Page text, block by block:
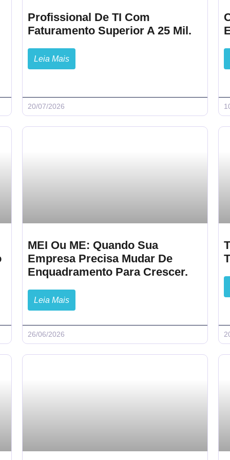
Profissional De TI Com
Faturamento Superior A 25 Mil.
Leia Mais
20/07/2026
MEI Ou ME: Quando Sua
Empresa Precisa Mudar De
Enquadramento Para Crescer.
Leia Mais
26/06/2026